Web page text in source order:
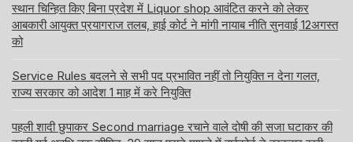
स्थान चिन्हित किए बिना प्रदेश में Liquor shop आवंटित करने को लेकर
आबकारी आयुक्त प्रयागराज तलब, हाई कोर्ट ने मांगी नायाब नीति सुनवाई 12अगस्त
को
Service Rules बदलने से सभी पद प्रभावित नहीं तो नियुक्ति न देना गलत,
राज्य सरकार को आदेश 1 माह में करे नियुक्ति
पहली शादी छुपाकर Second marriage रचाने वाले दोषी की सजा घटाकर की